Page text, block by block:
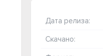
Дата релиза:
Скачано: